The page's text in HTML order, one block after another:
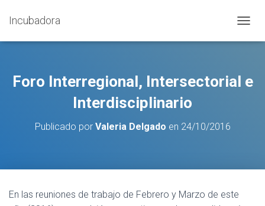
Incubadora
A
A
Foro Interregional, Intersectorial e
Interdisciplinario
Publicado por Valeria Delgado en 24/10/2016
En las reuniones de trabajo de Febrero y Marzo de este